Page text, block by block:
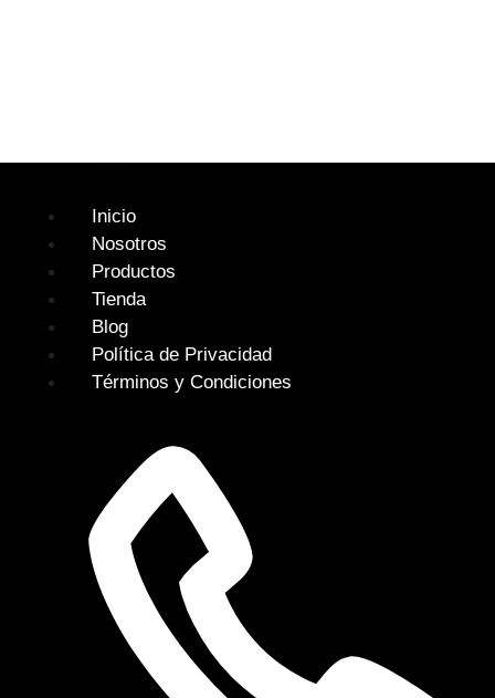
Inicio
Nosotros
Productos
Tienda
Blog
Política de Privacidad
Términos y Condiciones